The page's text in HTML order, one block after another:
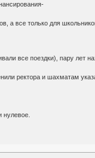
а все только для
все поездки), пару лет
ректора и шахматам
нулевое.